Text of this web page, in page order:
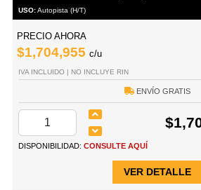
USO:Autopista (H/T)
PRECIO AHORA
$1,704,955 c/u
IVA INCLUIDO | NO INCLUYE RIN
ENVÍO GRATIS
DISPONIBILIDAD: CONSULTE AQUÍ
VER DETALLE